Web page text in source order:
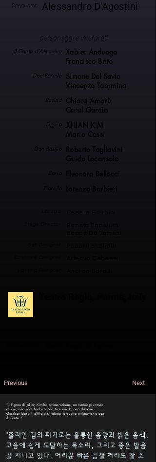
Conductor Alessandro D'Agostini
personaggi e interpreti
Il Conte d'Almaviva Xabier Anduaga
Francisco Brito
Don Bartolo
Simone Del Savio
Vincenzo Taormina
Rosina
Chiara Amarù
Carol Garcia
Figaro JULIAN KIM
Mario Cassi
Don Basilio
Roberto Tagliavini
Guido Loconsolo
Previous Next
"Il Figaro di Julian Kim ha ottimo volume, un timbro piuttosto
chiaro, una voce facile all’acuto e una buona dizione.
Gestisce bene il difficile sillabato, e duetta ottimamente con
il Conte."
"줄리안 김의 피가로는 훌륭한 음량과 밝은 음색,
고음에 쉽게 도달하는 목소리, 그리고 좋은 발음
을 지니고 있다. 어려운 빠른 음절 처리도 잘 소